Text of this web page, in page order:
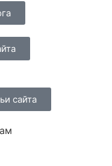
сайта